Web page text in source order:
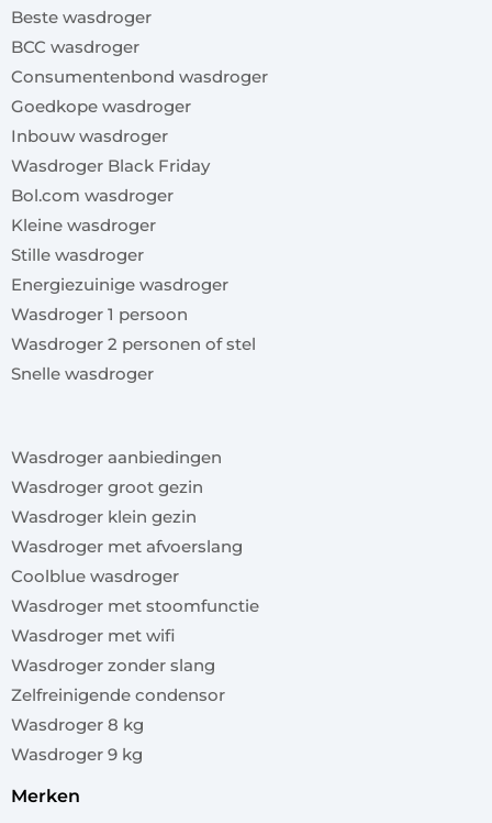
Beste wasdroger
BCC wasdroger
Consumentenbond wasdroger
Goedkope wasdroger
Inbouw wasdroger
Wasdroger Black Friday
Bol.com wasdroger
Kleine wasdroger
Stille wasdroger
Energiezuinige wasdroger
Wasdroger 1 persoon
Wasdroger 2 personen of stel
Snelle wasdroger
Wasdroger aanbiedingen
Wasdroger groot gezin
Wasdroger klein gezin
Wasdroger met afvoerslang
Coolblue wasdroger
Wasdroger met stoomfunctie
Wasdroger met wifi
Wasdroger zonder slang
Zelfreinigende condensor
Wasdroger 8 kg
Wasdroger 9 kg
merken